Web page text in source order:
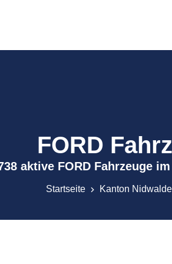
FORD
aktive FORD Fahrzeuge
Startseite Kanton